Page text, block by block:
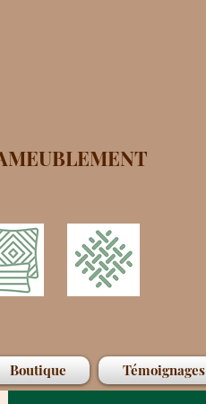
Boutique Témoignages